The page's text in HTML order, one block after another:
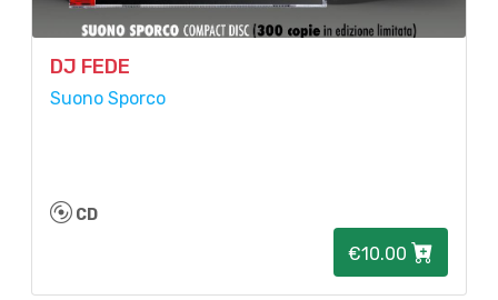
DJ FEDE
Suono Sporco
CD
€10.00